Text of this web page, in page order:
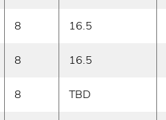
8 16.5
8 16.5
8 TBD